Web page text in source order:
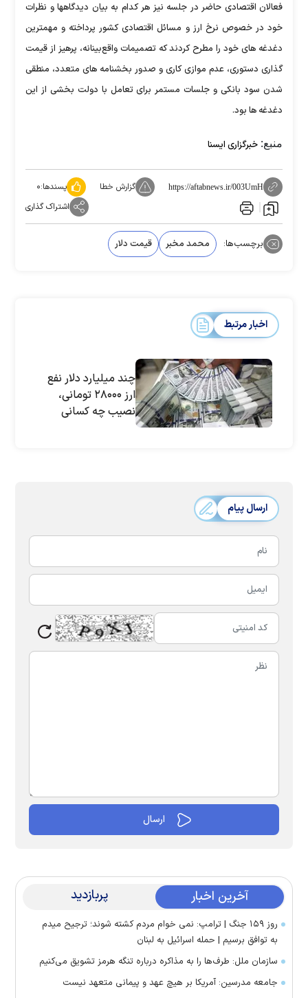
فعالان اقتصادی حاضر در جلسه نیز هر کدام به بیان دیدگاهها و نظرات
خود در خصوص نرخ ارز و مسائل اقتصادی کشور پرداخته و مهمترین
دغدغه های خود را مطرح کردند که تصمیمات واقع‌بینانه، پرهیز از قیمت
گذاری دستوری، عدم موازی کاری و صدور بخشنامه های متعدد، منطقی
شدن سود بانکی و جلسات مستمر برای تعامل با دولت بخشی از این
دغدغه ها بود.
منبع: خبرگزاری ایسنا
https://aftabnews.ir/003UmH گزارش خطا پسندها:۰
اشتراک گذاری
برچسب‌ها: محمد مخبر قیمت دلار
اخبار مرتبط
چند میلیارد دلار نفع
ارز ۲۸۰۰۰ تومانی،
نصیب چه کسانی
ارسال پیام
آخرین اخبار پربازدید
روز ۱۵۹ جنگ | ترامپ: نمی خوام مردم کشته شوند؛ ترجیح میدم
به توافق برسیم | حمله اسرائیل به لبنان
سازمان ملل: طرف‌ها را به مذاکره درباره تنگه هرمز تشویق می‌کنیم
جامعه مدرسین: آمریکا بر هیچ عهد و پیمانی متعهد نیست